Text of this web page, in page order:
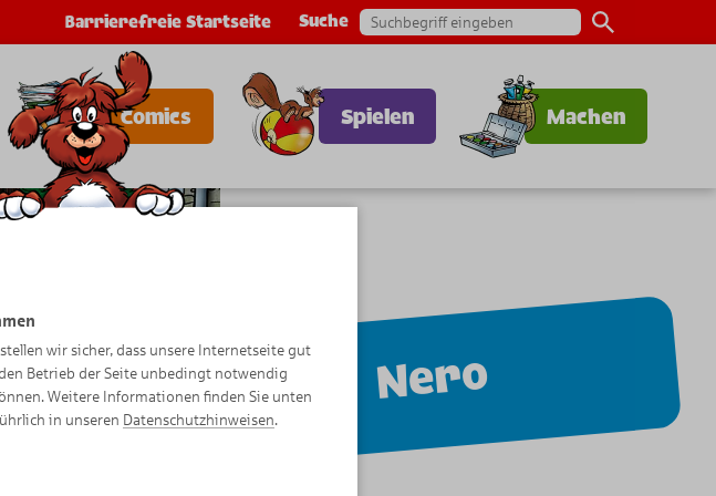
Barrierefreie Startseite Suche
Comics Spielen Machen
Nero
wir sicher, dass unsere Internetseite gut
Betrieb der Seite unbedingt notwendig
Weitere Informationen finden Sie unten
in unseren Datenschutzhinweisen.